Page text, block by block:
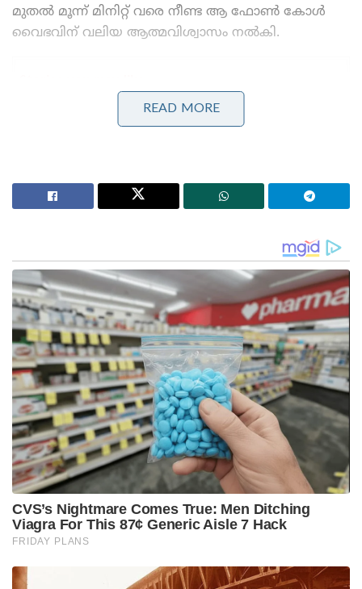
മുതൽ മൂന്ന് മിനിറ്റ് വരെ നീണ്ട ആ ഫോൺ കോൾ
വൈഭവിന് വലിയ ആത്മവിശ്വാസം നൽകി.
പ്രിയക്കും സാക്ഷിക്കും അരുന്ധതിക്കും സ്വർണം;
ലവ്‌ലിനയ്ക്ക് വെള്ളി
ലഖ്‌നൗ സൂപ്പർ ജയന്റ്‌സിനെതിരായ തന്റെ കന്നി
ഐ.പി.എൽ മത്സരത്തിൽ ഇംപാക്ട് പ്ലെയറായി
ഇറങ്ങിയ വൈഭവ്, നേരിട്ട ആദ്യ പന്തിൽ തന്നെ
ശാർദുൽ താക്കൂറിനെതിരെ സിക്സർ പറത്തി
വരവറിയിച്ചു. ആ മത്സരത്തിൽ 20 പന്തിൽ 34 റൺസ്
നേടി താരം തന്റെ മികവ് തെളിയിച്ചു. ഐ.പി.എൽ
ചരിത്രത്തിലെ ഏറ്റവും പ്രായം കുറഞ്ഞ സെഞ്ച്വറിയൻ
എന്ന നേട്ടം സ്വന്തമാക്കിയാണ് വൈഭവ് തിളങ്ങിയത്.
ഗുജറാത്ത് ടൈറ്റൻസിനെതിരായ മൂന്നാം
മത്സരത്തിലാണ് 35 പന്തുകൾ മാത്രം നേരിട്ട് താരം
സെഞ്ച്വറി തികച്ചത്. ഐ.പി.എല്ലിൽ ഏറ്റവും
വേഗത്തിൽ സെഞ്ച്വറി നേടുന്ന ഇന്ത്യൻ താരം എന്ന
റെക്കോർഡും ഇതോടെ വൈഭവിന്റെ പേരിലായി.
16 ഇന്നിംഗ്‌സുകളിൽ നിന്ന് 48.50 ശരാശരിയിലും
776 റൺസാണ് താരം അടിച്ചുകൂട്ടിയത്. ഒരു
READ MORE